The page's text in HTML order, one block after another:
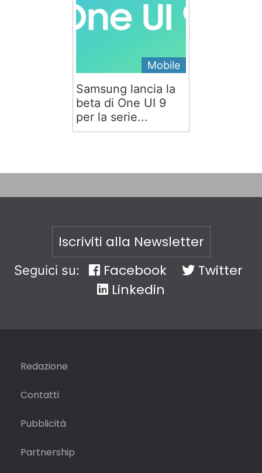
Mobile
Samsung lancia la
beta di One UI 9
per la serie...
Iscriviti alla Newsletter
Seguici su: Facebook
Twitter
Linkedin
Redazione
Contatti
Pubblicità
Partnership